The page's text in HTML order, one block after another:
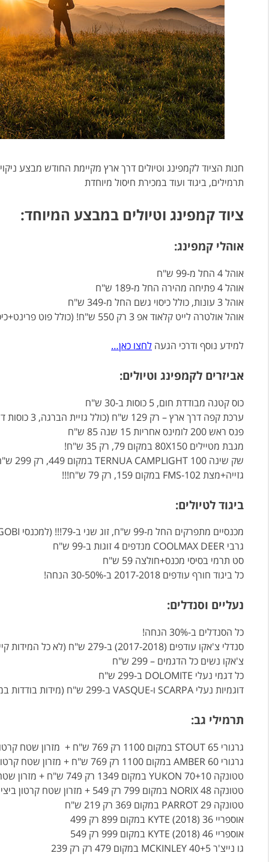
חנות הציוד לקמפינג וטיולים דרך ארץ מקיימת החודש מבצע
תרמילים, ביגוד ועוד במכירת חיסול מיוחדת
ציוד קמפינג וטיולים במבצע המיוחד:
אוהלי קמפינג:
אוהל 4 החל מ-99 ש"ח
אוהל 4 פתיחה מהירה החל מ-189 ש"ח
אוהל 3 עונות, כולל כיסוי גשם החל מ-349 ש"ח
אוהל אולטרה לייט קלאוד אפ 3 רק 550 ש"ח! (כולל פוט פרינט+כיסוי גשם. ניתן להוסיף אחריות לשנה ב-100 ש"ח)
למידע נוסף ודרכי הגעה לחצו כאן…
אביזרים לקמפינג וטיולים:
כוס קטנה מבודדת חום, 5 כוסות ב-30 ש"ח
ערכת קפה דרך ארץ – רק 129 ש"ח (כולל גזיית הברגה, 3 כוסות דופן כפולה, 3 קופסאות מתברגות ועוד…)
פנס ראש 200 לומינס אחריות 15 שנה 85 ש"ח
מגבת מטיילים 80X150 במקום 79, רק 35 ש"ח!
שק שינה TERNUA CAMPLIGHT 100 במקום 449, רק 299 ש"ח
גזייה+מצת FMS-102 במקום 159, רק 79 ש"ח!!!
ביגוד לטיולים:
מכנסיים מתפרקים החל מ-99 ש"ח, זוג שני ב-79!!! (למכנסי GN GOBI ו-REDLINE)
גרבי COOLMAX DEER מנדפים 4 זוגות ב-99 ש"ח
סט תרמי בסיסי מכנס+חולצה 59 ש"ח
כל ביגוד חורף עודפים 2017-2018 ב-30-50% הנחה!
נעליים וסנדלים:
כל הסנדלים ב-30% הנחה!
סנדלי צ'אקו עודפים (2017-2018) ב-279 ש"ח (לא כל המידות קיימות, כדאי למהר!)
צ'אקו נשים כל הדגמים – 299 ש"ח
כל דגמי נעלי DOLOMITE ב-299 ש"ח
דוגמיות נעלי SCARPA ו-VASQUE ב-299 ש"ח (מידות בודדות במלאי)
תרמילי גב:
גרגורי STOUT 65 במקום 1100 רק 769 ש"ח + מזרון שטח קרטון ביצים
גרגורי AMBER 60 במקום 1100 רק 769 ש"ח + מזרון שטח קרטון ביצים
טטונקה YUKON 70+10 במקום 1349 רק 749 ש"ח + מזרון שטח קרטון ביצים
טטונקה NORIX 48 במקום 799 רק 549 + מזרון שטח קרטון ביצים
טטונקה PARROT 29 במקום 369 רק 219 ש"ח
אוספריי KYTE (2018) 36 במקום 899 רק 499
אוספריי KYTE (2018) 46 במקום 999 רק 549
גו נייצ'ר MCKINLEY 40+5 במקום 479 רק רק 239